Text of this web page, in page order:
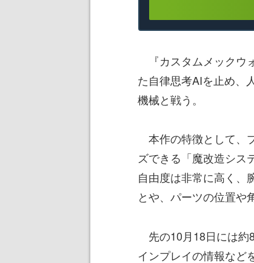
『カスタムメックウ
た自律思考AIを止め、
機械と戦う。
本作の特徴として、
ズできる「魔改造シス
自由度は非常に高く、
とや、パーツの位置や
先の10月18日には約
インプレイの情報など